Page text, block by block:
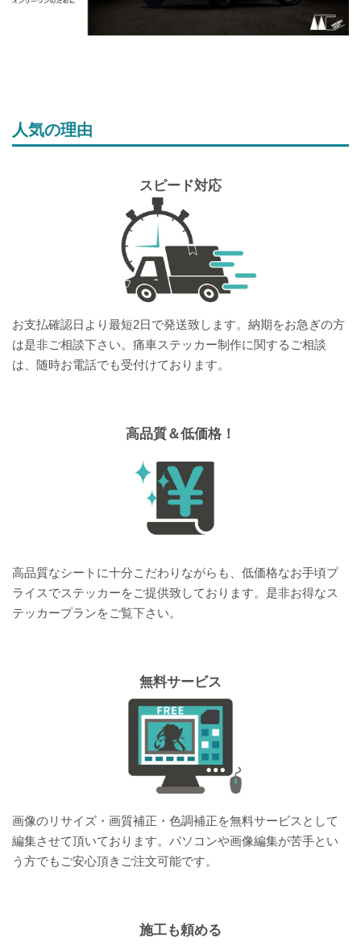
人気の理由
スピード対応
お支払確認日より最短2日で発送致します。納期をお急ぎの方
は是非ご相談下さい。痛車ステッカー制作に関するご相談
は、随時お電話でも受付けております。
高品質＆低価格！
高品質なシートに十分こだわりながらも、低価格なお手頃プ
ライスでステッカーをご提供致しております。是非お得なス
テッカープランをご覧下さい。
無料サービス
画像のリサイズ・画質補正・色調補正を無料サービスとして
編集させて頂いております。パソコンや画像編集が苦手とい
う方でもご安心頂きご注文可能です。
施工も頼める